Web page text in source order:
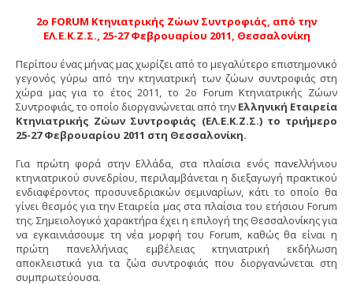
2ο FORUM Κτηνιατρικής Ζώων Συντροφιάς, από την
ΕΛ.Ε.Κ.Ζ.Σ., 25-27 Φεβρουαρίου 2011, Θεσσαλονίκη
Περίπου ένας μήνας μας χωρίζει από το μεγαλύτερο επιστημονικό
γεγονός γύρω από την κτηνιατρική των ζώων συντροφιάς στη
χώρα μας για το έτος 2011, το 2ο Forum Κτηνιατρικής Ζώων
Συντροφιάς, το οποίο διοργανώνεται από την Ελληνική Εταιρεία
Κτηνιατρικής Ζώων Συντροφιάς (ΕΛ.Ε.Κ.Ζ.Σ.) το τριήμερο
25-27 Φεβρουαρίου 2011 στη Θεσσαλονίκη.
Για πρώτη φορά στην Ελλάδα, στα πλαίσια ενός πανελλήνιου
κτηνιατρικού συνεδρίου, περιλαμβάνεται η διεξαγωγή πρακτικού
ενδιαφέροντος προσυνεδριακών σεμιναρίων, κάτι το οποίο θα
γίνει θεσμός για την Εταιρεία μας στα πλαίσια του ετήσιου Forum
της. Σημειολογικό χαρακτήρα έχει η επιλογή της Θεσσαλονίκης για
να εγκαινιάσουμε τη νέα μορφή του Forum, καθώς θα είναι η
πρώτη πανελλήνιας εμβέλειας κτηνιατρική εκδήλωση
αποκλειστικά για τα ζώα συντροφιάς που διοργανώνεται στη
συμπρωτεύουσα.